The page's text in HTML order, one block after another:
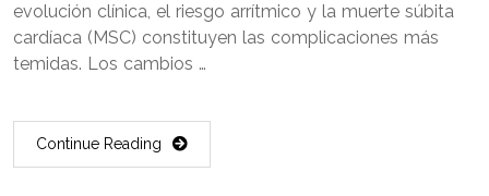
evolución clínica, el riesgo arrítmico y la muerte súbita
cardíaca (MSC) constituyen las complicaciones más
temidas. Los cambios …
Continue Reading